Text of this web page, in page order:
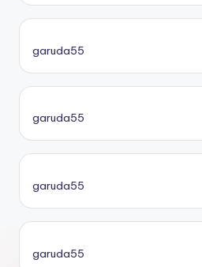
garuda55
garuda55
garuda55
garuda55